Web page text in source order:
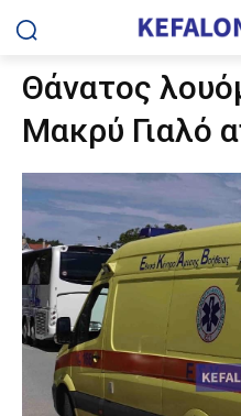
Θάνατος
Μακρύ Γιαλό